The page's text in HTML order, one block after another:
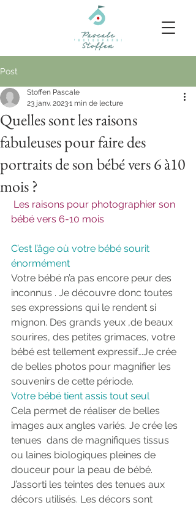
Post
Quelles sont les raisons
fabuleuses pour faire des
portraits de son bébé vers 6 à10
mois ?
Stoffen Pascale
23 janv. 20231 min de lecture
Les raisons pour photographier son
bébé vers 6-10 mois
C’est l’âge où votre bébé sourit
énormément
Votre bébé n’a pas encore peur des
inconnus . Je découvre donc toutes
ses expressions qui le rendent si
mignon. Des grands yeux ,de beaux
sourires, des petites grimaces, votre
bébé est tellement expressif….Je crée
de belles photos pour magnifier les
souvenirs de cette période.
Votre bébé tient assis tout seul
Cela permet de réaliser de belles
images aux angles variés. Je crée les
tenues  dans de magnifiques tissus
ou laines biologiques pleines de
douceur pour la peau de bébé.
J’assorti les teintes des tenues aux
décors utilisés. Les décors sont